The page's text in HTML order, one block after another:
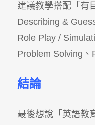
建議教學搭配「有
Describing &
Role Play /
Problem Solving、
結論
最後想說「英語教